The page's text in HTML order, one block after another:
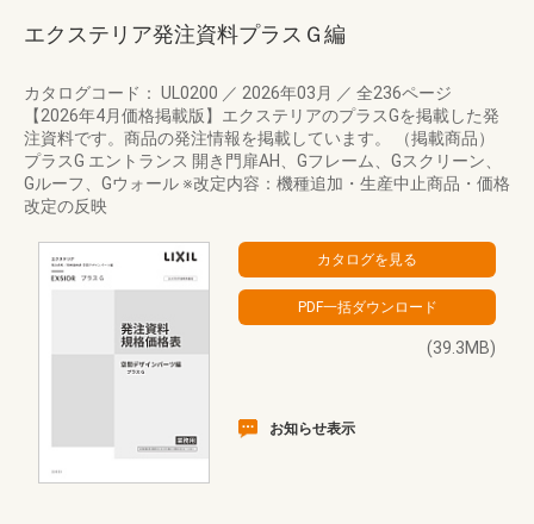
エクステリア発注資料プラスＧ編
カタログコード： UL0200 ／ 2026年03月 ／ 全236ページ
【2026年4月価格掲載版】エクステリアのプラスGを掲載した発
注資料です。商品の発注情報を掲載しています。 （掲載商品）
プラスG エントランス 開き門扉AH、Gフレーム、Gスクリーン、
Gルーフ、Gウォール ※改定内容：機種追加・生産中止商品・価格
改定の反映
(39.3MB)
お知らせ表示